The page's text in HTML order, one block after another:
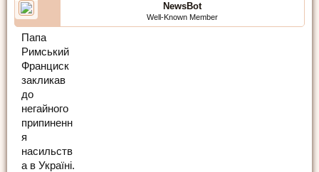
NewsBot
Well-Known Member
Папа
Римський
Франциск
закликав
до
негайного
припиненн
я
насильств
а в Україні.